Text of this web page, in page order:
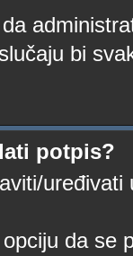
bi
potpis?
da se